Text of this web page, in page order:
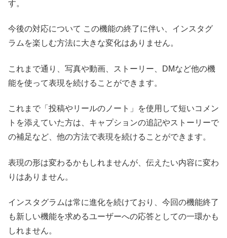
す。
今後の対応について この機能の終了に伴い、インスタグ
ラムを楽しむ方法に大きな変化はありません。
これまで通り、写真や動画、ストーリー、DMなど他の機
能を使って表現を続けることができます。
これまで「投稿やリールのノート」を使用して短いコメン
トを添えていた方は、キャプションの追記やストーリーで
の補足など、他の方法で表現を続けることができます。
表現の形は変わるかもしれませんが、伝えたい内容に変わ
りはありません。
インスタグラムは常に進化を続けており、今回の機能終了
も新しい機能を求めるユーザーへの応答としての一環かも
しれません。